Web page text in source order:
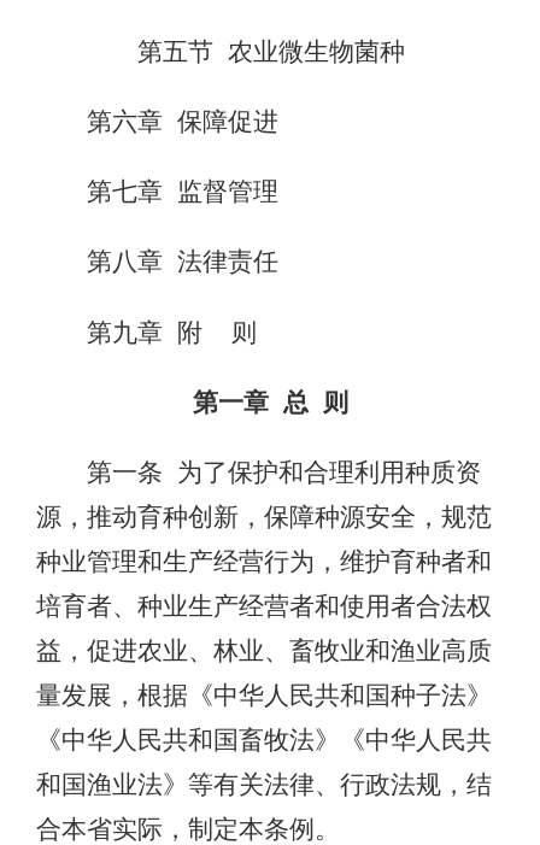
第五节 农业微生物菌种
第六章 保障促进
第七章 监督管理
第八章 法律责任
第九章 附 则
第一章 总 则
第一条 为了保护和合理利用种质资
源，推动育种创新，保障种源安全，规范
种业管理和生产经营行为，维护育种者和
培育者、种业生产经营者和使用者合法权
益，促进农业、林业、畜牧业和渔业高质
量发展，根据《中华人民共和国种子法》
《中华人民共和国畜牧法》《中华人民共
和国渔业法》等有关法律、行政法规，结
合本省实际，制定本条例。